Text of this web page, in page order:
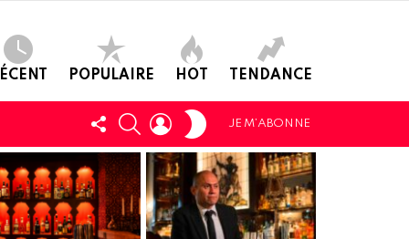
POPULAIRE HOT TENDANCE
SUIVEZ-
NOUS
CHERCHER
LOGIN
JE M’ABONNE